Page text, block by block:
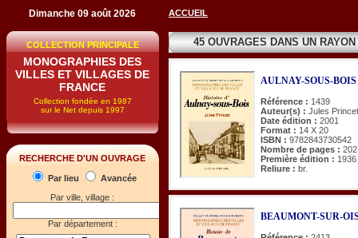
Dimanche 09 août 2026
COLLECTION PRINCIPALE
MONOGRAPHIES DES
VILLES ET VILLAGES DE
FRANCE
Collection fondée en 1987
sur le Net depuis 1997
RECHERCHE D'UN OUVRAGE
Par lieu
Avancée
Par ville, village :
Par département :
ACCUEIL
45 OUVRAGES DANS UN
AULNAY-SOUS-
Référence : 1439
Auteur(s) : Jules Princet
Date édition : 2001
Format : 14 X 20
ISBN : 9782843730542
Nombre de pages : 202
Première édition : 1936
Reliure : br.
BEAUMONT-SUR-